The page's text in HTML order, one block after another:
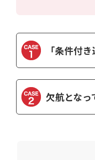
「条件付
欠航となっ